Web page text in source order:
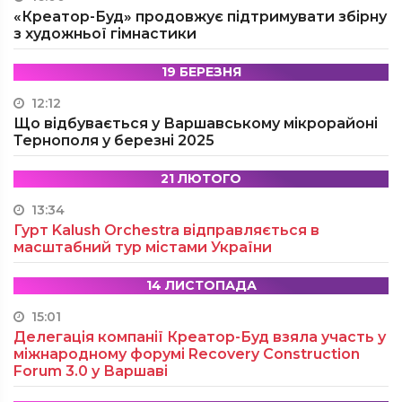
«Креатор-Буд» продовжує підтримувати збірну
з художньої гімнастики
19 БЕРЕЗНЯ
12:12
Що відбувається у Варшавському мікрорайоні
Тернополя у березні 2025
21 ЛЮТОГО
13:34
Гурт Kalush Orchestra відправляється в
масштабний тур містами України
14 ЛИСТОПАДА
15:01
Делегація компанії Креатор-Буд взяла участь у
міжнародному форумі Recovery Construction
Forum 3.0 у Варшаві